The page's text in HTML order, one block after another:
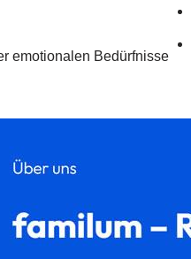
emotionalen Bedürfnisse